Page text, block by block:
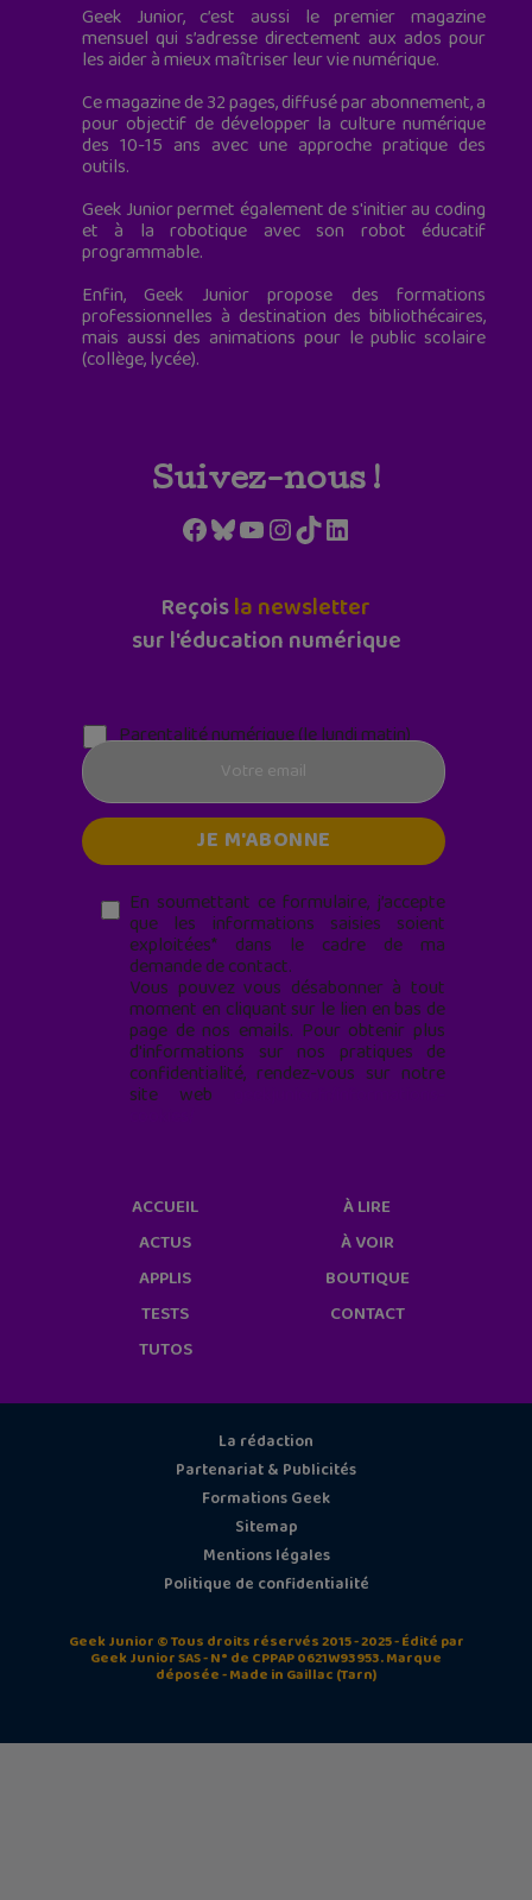
Geek Junior, c’est aussi le premier magazine
mensuel qui s’adresse directement aux ados pour
les aider à mieux maîtriser leur vie numérique.
Ce magazine de 32 pages, diffusé par abonnement, a
pour objectif de développer la culture numérique
des 10-15 ans avec une approche pratique des
outils.
Geek Junior permet également de s'initier au coding
et à la robotique avec son robot éducatif
programmable.
Enfin, Geek Junior propose des formations
professionnelles à destination des bibliothécaires,
mais aussi des animations pour le public scolaire
(collège, lycée).
Suivez-nous !
Facebook
Bluesky
YouTube
Instagram
TikTokLinkedIn
Reçoisla newsletter
sur l'éducation numérique
Parentalité numérique (le lundi matin)
En soumettant ce formulaire, j’accepte
que les informations saisies soient
exploitées* dans le cadre de ma
demande de contact.
Vous pouvez vous désabonner à tout
moment en cliquant sur le lien en bas de
page de nos emails. Pour obtenir plus
d'informations sur nos pratiques de
confidentialité, rendez-vous sur notre
site web
ACCUEIL
ACTUS
APPLIS
TESTS
TUTOS
À LIRE
À VOIR
BOUTIQUE
CONTACT
La rédaction
Partenariat & Publicités
Formations Geek
Sitemap
Mentions légales
Politique de confidentialité
Geek Junior © Tous droits réservés 2015 - 2025 - Édité par
Geek Junior SAS - N° de CPPAP 0621W93953. Marque
déposée - Made in Gaillac (Tarn)